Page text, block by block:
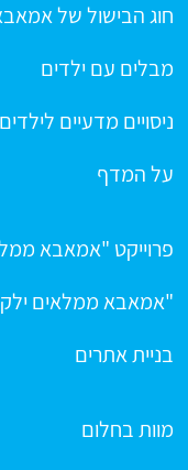
חוג הבישול של
מבלים עם ילדים
ניסויים מדעיים לילדים
על המדף
פרוייקט "אמאבא
"אמאבא ממלאים
בניית אתרים
מוות בחלום